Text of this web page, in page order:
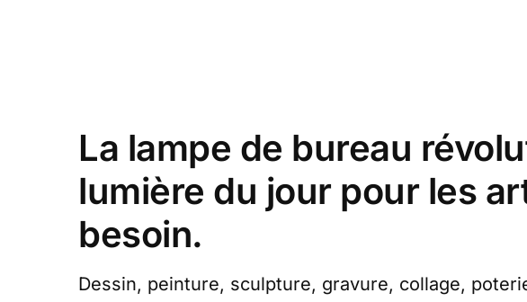
La lampe de bureau
lumière du jour pour les
besoin.
Dessin, peinture, sculpture, gravure, collage,